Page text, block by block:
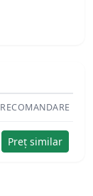
RECOMANDARE
Preț similar